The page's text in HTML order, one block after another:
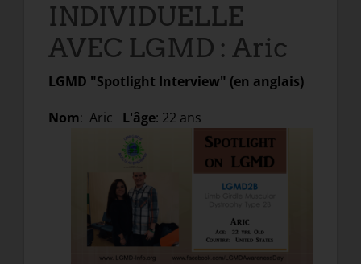
INDIVIDUELLE
AVEC LGMD : Aric
LGMD "Spotlight Interview" (en anglais)
Nom: Aric L'âge: 22 ans